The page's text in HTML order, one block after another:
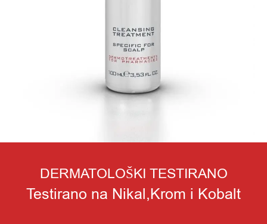
DERMATOLOŠKI TESTIRANO
Testirano na Nikal,Krom i Kobalt